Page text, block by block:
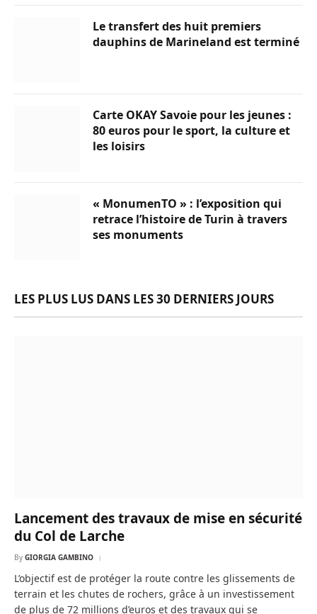
Le transfert des huit premiers
dauphins de Marineland est terminé
Carte OKAY Savoie pour les jeunes :
80 euros pour le sport, la culture et
les loisirs
« MonumenTO » : l’exposition qui
retrace l’histoire de Turin à travers
ses monuments
LES PLUS LUS DANS LES 30 DERNIERS JOURS
Lancement des travaux de mise en sécurité
du Col de Larche
By GIORGIA GAMBINO
L’objectif est de protéger la route contre les glissements de
terrain et les chutes de rochers, grâce à un investissement
de plus de 72 millions d’euros et des travaux qui se